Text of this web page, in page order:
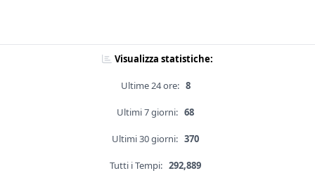
Visualizza statistiche:
Ultime 24 ore: 8
Ultimi 7 giorni: 68
Ultimi 30 giorni: 370
Tutti i Tempi: 292,889